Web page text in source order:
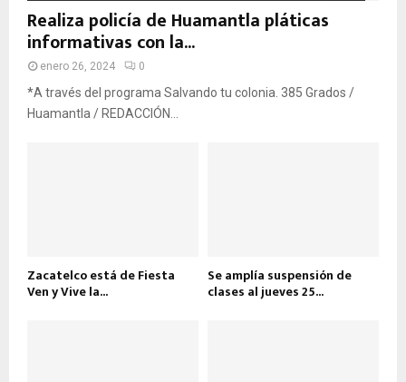
Realiza policía de Huamantla pláticas
informativas con la...
enero 26, 2024 0
*A través del programa Salvando tu colonia. 385 Grados /
Huamantla / REDACCIÓN...
Zacatelco está de Fiesta
Ven y Vive la...
Se amplía suspensión de
clases al jueves 25...